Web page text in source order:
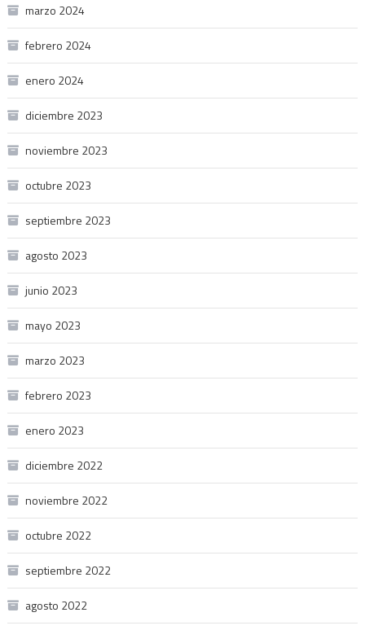
marzo 2024
febrero 2024
enero 2024
diciembre 2023
noviembre 2023
octubre 2023
septiembre 2023
agosto 2023
junio 2023
mayo 2023
marzo 2023
febrero 2023
enero 2023
diciembre 2022
noviembre 2022
octubre 2022
septiembre 2022
agosto 2022